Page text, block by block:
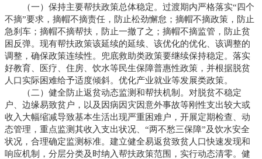
（一）保持主要帮扶政策总体稳定。过渡期内严格落实“四个
不摘”要求，摘帽不摘责任，防止松劲懈怠；摘帽不摘政策，防止
急刹车；摘帽不摘帮扶，防止一撤了之；摘帽不摘监管，防止贫
困反弹。现有帮扶政策该延续的延续、该优化的优化、该调整的
调整，确保政策连续性。兜底救助类政策要继续保持稳定。落实
好教育、医疗、住房、饮水等民生保障普惠性政策，并根据脱贫
人口实际困难给予适度倾斜。优化产业就业等发展类政策。
（二）健全防止返贫动态监测和帮扶机制。对脱贫不稳定
户、边缘易致贫户，以及因病因灾因意外事故等刚性支出较大或
收入大幅缩减导致基本生活出现严重困难户，开展定期检查、动
态管理，重点监测其收入支出状况、“两不愁三保障”及饮水安全
状况，合理确定监测标准。建立健全易返贫致贫人口快速发现和
响应机制，分层分类及时纳入帮扶政策范围，实行动态清零。健